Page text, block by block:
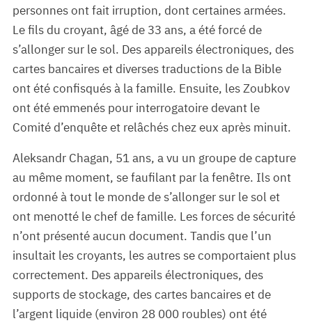
personnes ont fait irruption, dont certaines armées.
Le fils du croyant, âgé de 33 ans, a été forcé de
s’allonger sur le sol. Des appareils électroniques, des
cartes bancaires et diverses traductions de la Bible
ont été confisqués à la famille. Ensuite, les Zoubkov
ont été emmenés pour interrogatoire devant le
Comité d’enquête et relâchés chez eux après minuit.
Aleksandr Chagan, 51 ans, a vu un groupe de capture
au même moment, se faufilant par la fenêtre. Ils ont
ordonné à tout le monde de s’allonger sur le sol et
ont menotté le chef de famille. Les forces de sécurité
n’ont présenté aucun document. Tandis que l’un
insultait les croyants, les autres se comportaient plus
correctement. Des appareils électroniques, des
supports de stockage, des cartes bancaires et de
l’argent liquide (environ 28 000 roubles) ont été